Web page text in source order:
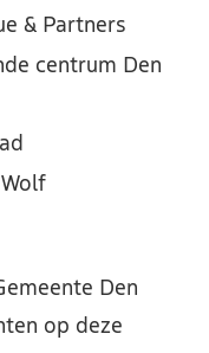
& Partners
centrum Den
Den
op deze